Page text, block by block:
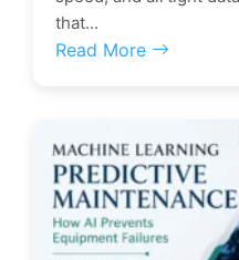
that...
Read More